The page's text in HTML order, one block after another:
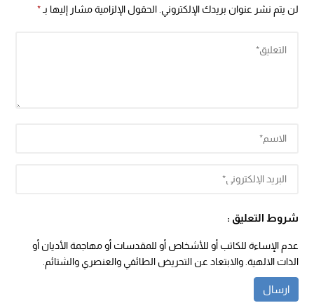
لن يتم نشر عنوان بريدك الإلكتروني. الحقول الإلزامية مشار إليها بـ*
شروط التعليق :
عدم الإساءة للكاتب أو للأشخاص أو للمقدسات أو مهاجمة الأديان أو
الذات الالهية. والابتعاد عن التحريض الطائفي والعنصري والشتائم.